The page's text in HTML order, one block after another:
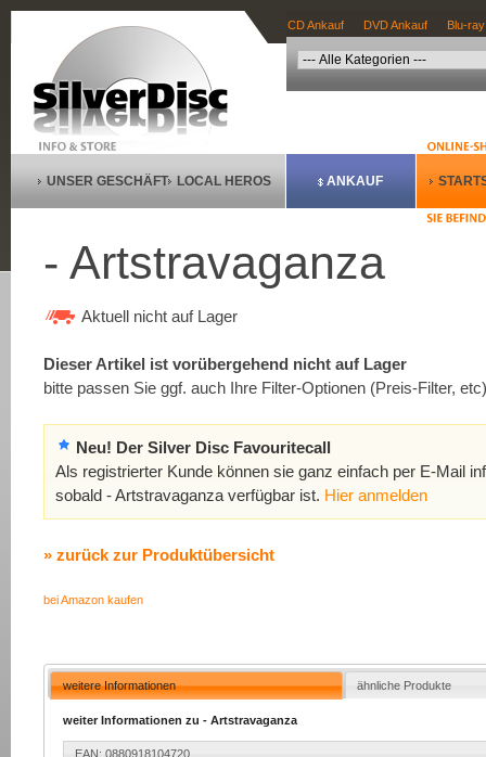
CD Ankauf DVD Ankauf Blu-
UNSER GESCHÄFT LOCAL HEROS ANKAUF
- Artstravaganza
Aktuell nicht auf Lager
Dieser Artikel ist vorübergehend nicht auf Lager
bitte passen Sie ggf. auch Ihre Filter-Optionen (Preis-Filter,
Neu! Der Silver Disc Favouritecall
Als registrierter Kunde können sie ganz einfach per E-Mail
sobald - Artstravaganza verfügbar ist. Hier anmelden
» zurück zur Produktübersicht
bei Amazon kaufen
weitere Informationen ähnliche Produkte
weiter Informationen zu - Artstravaganza
EAN: 0880918104720